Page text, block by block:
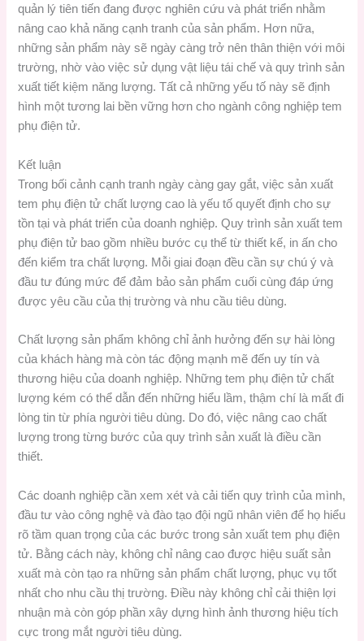
quản lý tiên tiến đang được nghiên cứu và phát triển nhằm
nâng cao khả năng cạnh tranh của sản phẩm. Hơn nữa,
những sản phẩm này sẽ ngày càng trở nên thân thiện với môi
trường, nhờ vào việc sử dụng vật liệu tái chế và quy trình sản
xuất tiết kiệm năng lượng. Tất cả những yếu tố này sẽ định
hình một tương lai bền vững hơn cho ngành công nghiệp tem
phụ điện tử.
Kết luận
Trong bối cảnh cạnh tranh ngày càng gay gắt, việc sản xuất
tem phụ điện tử chất lượng cao là yếu tố quyết định cho sự
tồn tại và phát triển của doanh nghiệp. Quy trình sản xuất tem
phụ điện tử bao gồm nhiều bước cụ thể từ thiết kế, in ấn cho
đến kiểm tra chất lượng. Mỗi giai đoạn đều cần sự chú ý và
đầu tư đúng mức để đảm bảo sản phẩm cuối cùng đáp ứng
được yêu cầu của thị trường và nhu cầu tiêu dùng.
Chất lượng sản phẩm không chỉ ảnh hưởng đến sự hài lòng
của khách hàng mà còn tác động mạnh mẽ đến uy tín và
thương hiệu của doanh nghiệp. Những tem phụ điện tử chất
lượng kém có thể dẫn đến những hiểu lầm, thậm chí là mất đi
lòng tin từ phía người tiêu dùng. Do đó, việc nâng cao chất
lượng trong từng bước của quy trình sản xuất là điều cần
thiết.
Các doanh nghiệp cần xem xét và cải tiến quy trình của mình,
đầu tư vào công nghệ và đào tạo đội ngũ nhân viên để họ hiểu
rõ tầm quan trọng của các bước trong sản xuất tem phụ điện
tử. Bằng cách này, không chỉ nâng cao được hiệu suất sản
xuất mà còn tạo ra những sản phẩm chất lượng, phục vụ tốt
nhất cho nhu cầu thị trường. Điều này không chỉ cải thiện lợi
nhuận mà còn góp phần xây dựng hình ảnh thương hiệu tích
cực trong mắt người tiêu dùng.